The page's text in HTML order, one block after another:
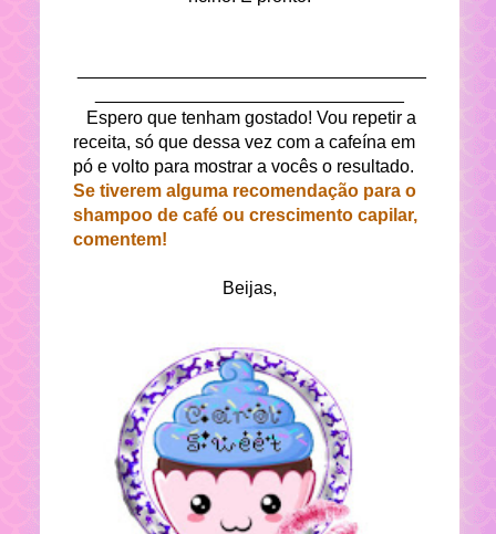
Espero que tenham gostado! Vou repetir a
receita, só que dessa vez com a cafeína em
pó e volto para mostrar a vocês o resultado.
Se tiverem alguma recomendação para o
shampoo de café ou crescimento capilar,
comentem!
Beijas,